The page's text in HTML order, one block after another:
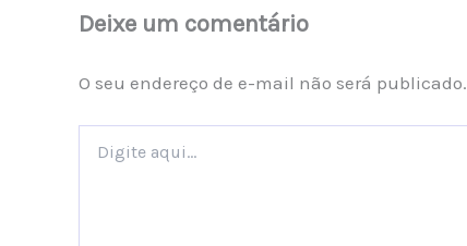
Deixe um comentário
O seu endereço de e-mail não será publicado.
aqui...